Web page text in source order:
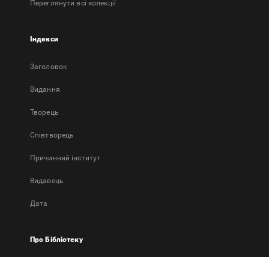
Переглянути всі колекції
Індекси
Заголовок
Bидання
Творець
Співтворець
Причинний інститут
Видавець
Дата
Про Бібліотеку